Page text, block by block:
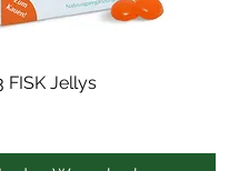
FISK Jellys